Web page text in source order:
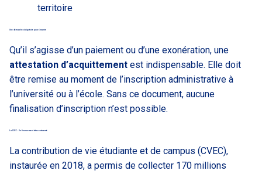
territoire
Une démarche obligatoire pour s’inscrire
Qu’il s’agisse d’un paiement ou d’une exonération, une
attestation d’acquittement est indispensable. Elle doit
être remise au moment de l’inscription administrative à
l’université ou à l’école. Sans ce document, aucune
finalisation d’inscription n’est possible.
La CVEC : Un financement très controversé
La contribution de vie étudiante et de campus (CVEC),
instaurée en 2018, a permis de collecter 170 millions